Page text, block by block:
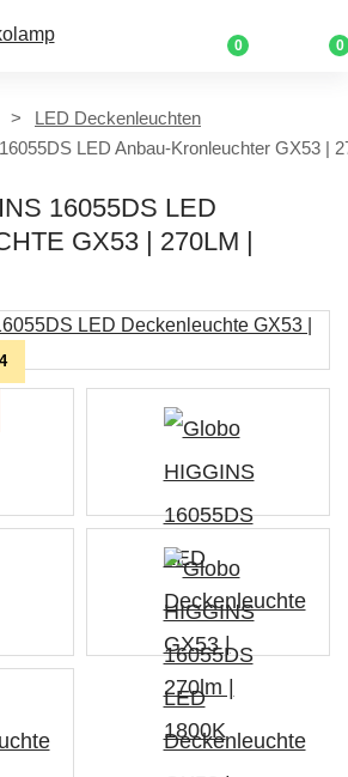
0 0
LED Deckenleuchten
LED Anbau-Kronleuchter GX53 |
16055DS LED
GX53 | 270LM |